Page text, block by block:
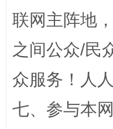
联网主阵地
之间公众/民
众服务！人
七、参与本